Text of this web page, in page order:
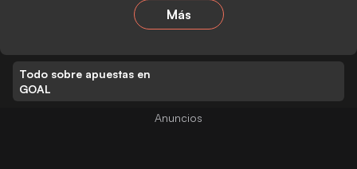
Más
Todo sobre apuestas en
GOAL